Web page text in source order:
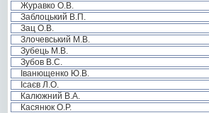
Журавко О.В.
Заблоцький В.П.
Зац О.В.
Злочевський М.В.
Зубець М.В.
Зубов В.С.
Іванющенко Ю.В.
Ісаєв Л.О.
Калюжний В.А.
Касянюк О.Р.